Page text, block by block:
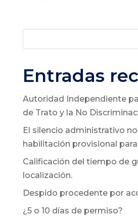
Entradas
Autoridad Independiente
de Trato y la No
El silencio administrativo
habilitación provisional
Calificación del tiempo de
localización.
Despido procedente por
¿5 o 10 días de permiso?